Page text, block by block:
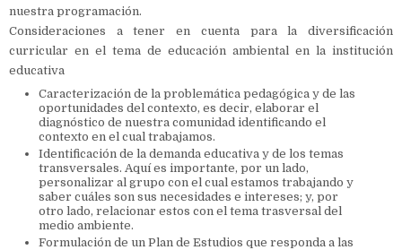
nuestra programación.
Consideraciones a tener en cuenta para la diversificación
curricular en el tema de educación ambiental en la institución
educativa
Caracterización de la problemática pedagógica y de las
oportunidades del contexto, es decir, elaborar el
diagnóstico de nuestra comunidad identificando el
contexto en el cual trabajamos.
Identificación de la demanda educativa y de los temas
transversales. Aquí es importante, por un lado,
personalizar al grupo con el cual estamos trabajando y
saber cuáles son sus necesidades e intereses; y, por
otro lado, relacionar estos con el tema trasversal del
medio ambiente.
Formulación de un Plan de Estudios que responda a las